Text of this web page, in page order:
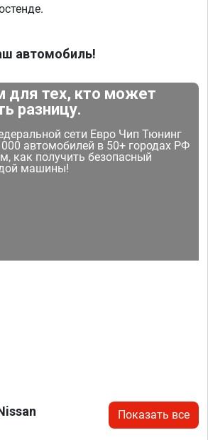
автомобиль!
для тех, кто может
разницу.
сети Евро Чип Тюнинг
автомобилей в 50+ городах РФ
как получить безопасный
машины!
Показать все